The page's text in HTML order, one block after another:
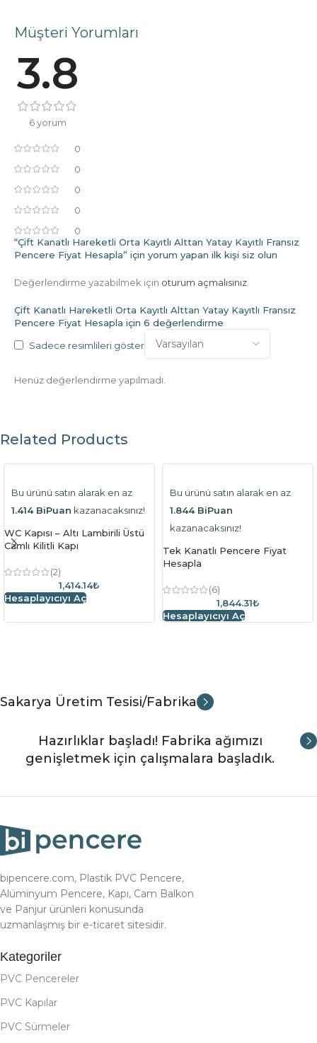
Müşteri Yorumları
3.8
6 yorum
0
0
0
0
0
Çift Kanatlı Hareketli Orta Kayıtlı Alttan Yatay Kayıtlı Fransız
Pencere Fiyat Hesapla için 6 değerlendirme
Sadece resimlileri göster
Henüz değerlendirme yapılmadı.
“Çift Kanatlı Hareketli Orta Kayıtlı Alttan Yatay Kayıtlı Fransız
Pencere Fiyat Hesapla” için yorum yapan ilk kişi siz olun
Değerlendirme yazabilmek için oturum açmalısınız.
Related Products
Bu ürünü satın alarak en az
1.414 BiPuan kazanacaksınız!
WC Kapısı – Altı Lambirili Üstü
Camlı Kilitli Kapı
(2)
1,414.14₺
Hesaplayıcıyı Aç
Bu ürünü satın alarak en az
1.844 BiPuan
kazanacaksınız!
Tek Kanatlı Pencere Fiyat
Hesapla
(6)
1,844.31₺
Hesaplayıcıyı Aç
Sakarya Üretim Tesisi/Fabrika
Hazırlıklar başladı! Fabrika ağımızı
genişletmek için çalışmalara başladık.
bipencere.com, Plastik PVC Pencere,
Alüminyum Pencere, Kapı, Cam Balkon
ve Panjur ürünleri konusunda
uzmanlaşmış bir e-ticaret sitesidir.
Kategoriler
PVC Pencereler
PVC Kapılar
PVC Sürmeler